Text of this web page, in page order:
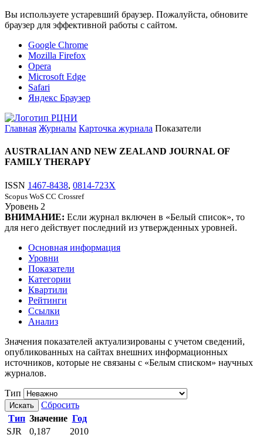
Вы используете устаревший браузер. Пожалуйста, обновите
браузер для эффективной работы с сайтом.
Google Chrome
Mozilla Firefox
Opera
Microsoft Edge
Safari
Яндекс Браузер
Главная Журналы Карточка журнала Показатели
AUSTRALIAN AND NEW ZEALAND JOURNAL OF
FAMILY THERAPY
ISSN 1467-8438, 0814-723X
Scopus WoS CC Crossref
Уровень 2
ВНИМАНИЕ: Если журнал включен в «Белый список», то
для него действует последний из утвержденных уровней.
Основная информация
Уровни
Показатели
Категории
Квартили
Рейтинги
Ссылки
Анализ
Значения показателей актуализированы с учетом сведений,
опубликованных на сайтах внешних информационных
источников, которые не связаны с «Белым списком» научных
журналов.
Тип
Искать
Сбросить
Тип Значение Год
SJR
0,187
2010